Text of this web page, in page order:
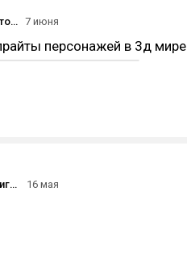
Интересно, сколько будет стоит сделать такой в 3d? 7 июня
персонажей в 3д мире
Субботний скриншот. Во что играете на этих выходных?
16 мая